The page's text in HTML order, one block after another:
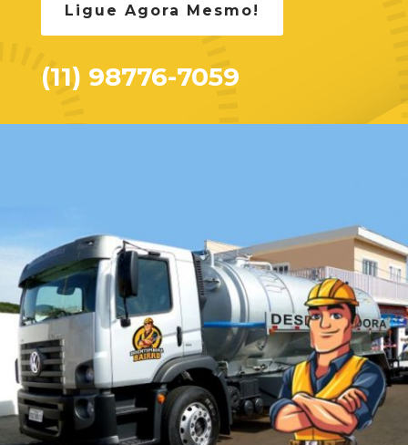
Ligue Agora Mesmo!
(11) 98776-7059